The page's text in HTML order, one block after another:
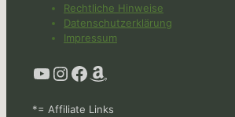
Rechtliche Hinweise
Datenschutzerklärung
Impressum
YouTube
Instagram
Facebook
Amazon
*= Affiliate Links